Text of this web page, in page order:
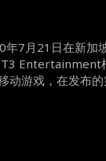
年7月21 日在新加
T3 Entertainment
动游戏，在发布